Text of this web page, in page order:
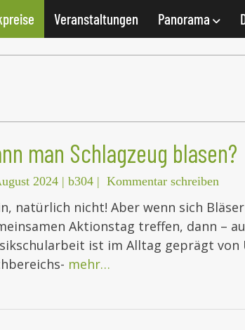
Veranstaltungen Panorama
man Schlagzeug blasen?
2024 | b304 | Kommentar schreiben
natürlich nicht! Aber wenn sich
Aktionstag treffen, dann –
ist im Alltag geprägt
mehr…